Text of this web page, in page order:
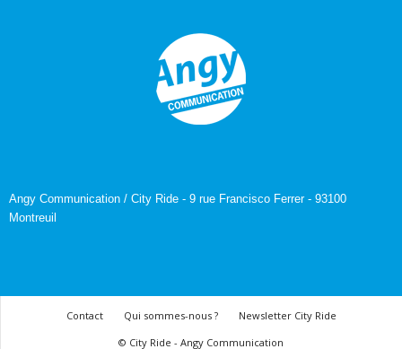
Angy Communication / City Ride - 9 rue Francisco Ferrer - 93100
Montreuil
Contact Qui sommes-nous ?
Newsletter City Ride
© City Ride - Angy Communication